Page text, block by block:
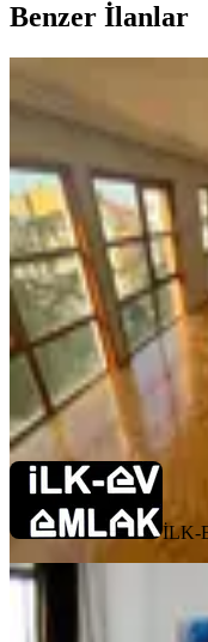
Benzer İlanlar
4+1·
47.500 ₺
İLK-EV EMLAK İlknur
Ara
İLK-
ÖNE ÇIKAN
Şey